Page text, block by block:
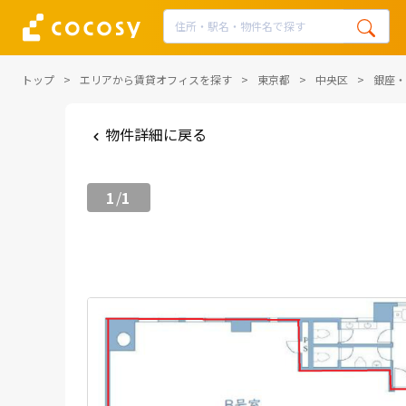
トップ エリアから賃貸オフィスを探す 東京都 中央区 銀座
物件詳細に戻る
1/1